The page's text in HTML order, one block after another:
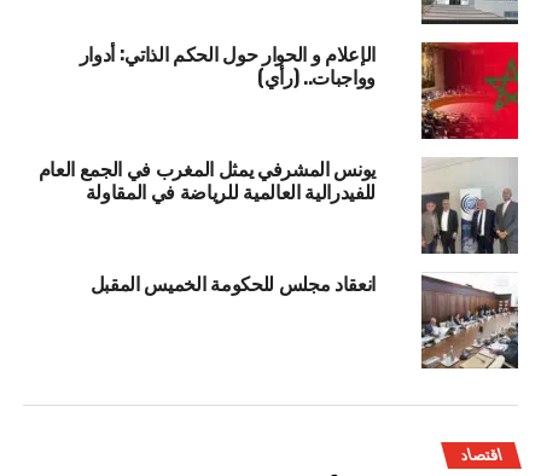
الإعلام و الحوار حول الحكم الذاتي: أدوار
وواجبات.. (رأي)
يونس المشرفي يمثل المغرب في الجمع العام
للفيدرالية العالمية للرياضة في المقاولة
انعقاد مجلس للحكومة الخميس المقبل
اقتصاد